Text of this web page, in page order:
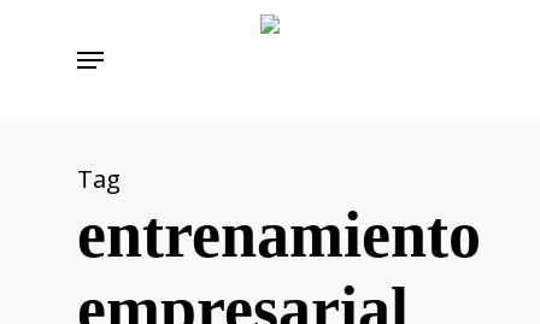
Menu
Tag
entrenamiento
empresarial